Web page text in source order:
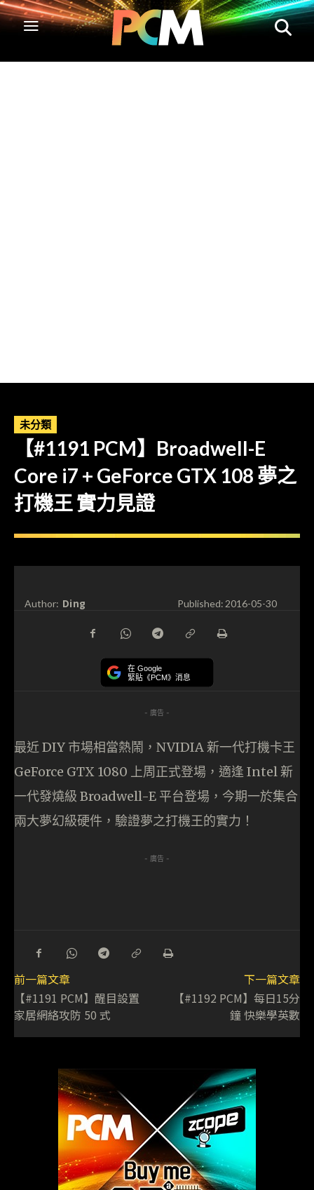
未分類
【#1191 PCM】Broadwell-E
Core i7 + GeForce GTX 108 夢之
打機王 實力見證
Author: Ding Published:2016-05-30
在 Google
緊貼《PCM》消息
- 廣告 -
最近 DIY 市場相當熱鬧，NVIDIA 新一代打機卡王
GeForce GTX 1080 上周正式登場，適逢 Intel 新
一代發燒級 Broadwell-E 平台登場，今期一於集合
兩大夢幻級硬件，驗證夢之打機王的實力！
- 廣告 -
前一篇文章
【#1191 PCM】醒目設置
家居網絡攻防 50 式
下一篇文章
【#1192 PCM】每日15分
鐘 快樂學英數